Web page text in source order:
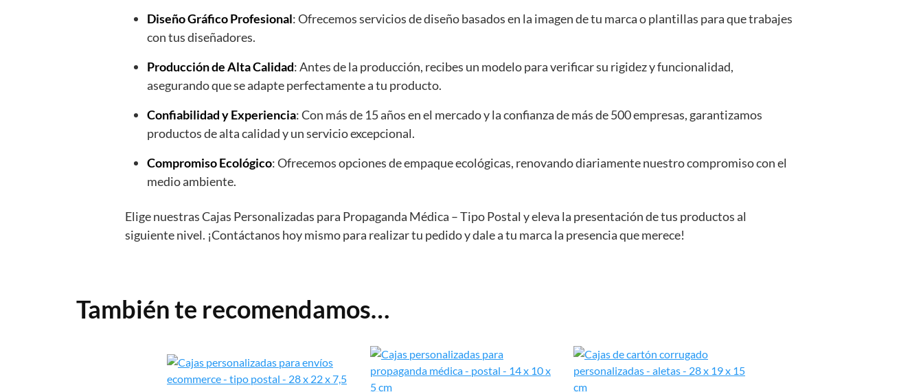
Diseño Gráfico Profesional: Ofrecemos servicios de diseño basados en la imagen de tu marca o plantillas para que trabajes
con tus diseñadores.
Producción de Alta Calidad: Antes de la producción, recibes un modelo para verificar su rigidez y funcionalidad,
asegurando que se adapte perfectamente a tu producto.
Confiabilidad y Experiencia: Con más de 15 años en el mercado y la confianza de más de 500 empresas, garantizamos
productos de alta calidad y un servicio excepcional.
Compromiso Ecológico: Ofrecemos opciones de empaque ecológicas, renovando diariamente nuestro compromiso con el
medio ambiente.
Elige nuestras Cajas Personalizadas para Propaganda Médica – Tipo Postal y eleva la presentación de tus productos al
siguiente nivel. ¡Contáctanos hoy mismo para realizar tu pedido y dale a tu marca la presencia que merece!
También te recomendamos…